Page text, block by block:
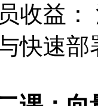
收益：
快速部